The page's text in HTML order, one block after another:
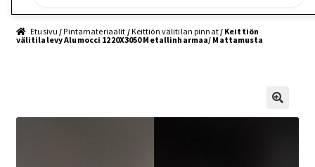
Etusivu /Pintamateriaalit /Keittiön välitilan pinnat/ Keittiön
välitilalevy Alumocci 1220X3050 Metallinharmaa/ Mattamusta